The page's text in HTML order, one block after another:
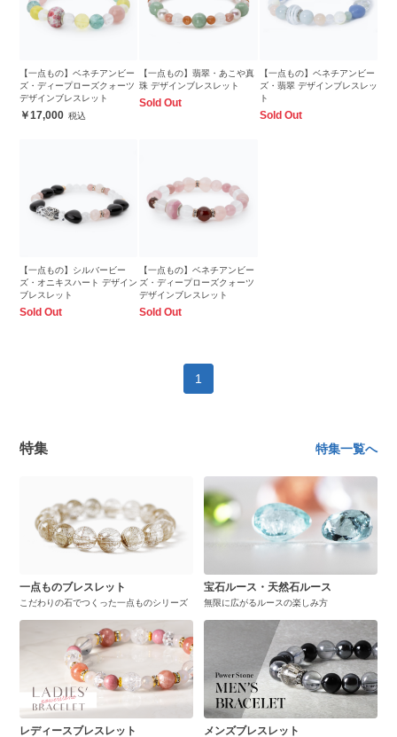
【一点もの】ベネチアンビー
ズ・ディープローズクォーツ
デザインブレスレット
17,000
【一点もの】翡翠・あこや真
珠 デザインブレスレット
Sold Out
【一点もの】ベネチアンビー
ズ・翡翠 デザインブレスレッ
ト
Sold Out
【一点もの】シルバービー
ズ・オニキスハート デザイン
ブレスレット
Sold Out
【一点もの】ベネチアンビー
ズ・ディープローズクォーツ
デザインブレスレット
Sold Out
1
特集 特集一覧へ
一点ものブレスレット
こだわりの石でつくった一点ものシリーズ
宝石ルース・天然石ルース
無限に広がるルースの楽しみ方
レディースブレスレット メンズブレスレット